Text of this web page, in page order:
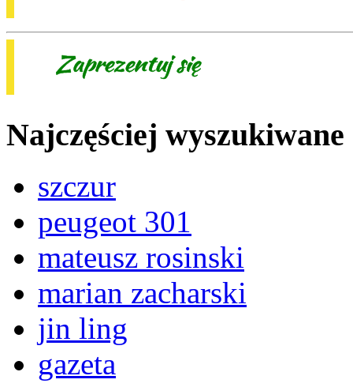
Najczęściej wyszukiwane
szczur
peugeot 301
mateusz rosinski
marian zacharski
jin ling
gazeta